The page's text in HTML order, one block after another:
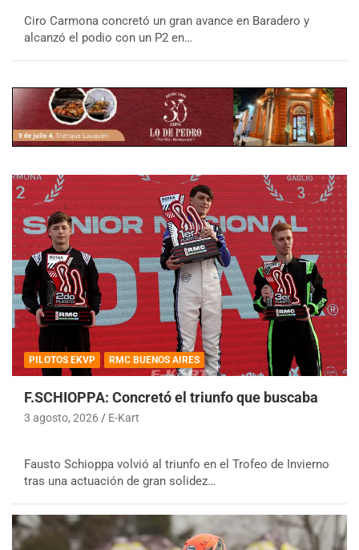
Ciro Carmona concretó un gran avance en Baradero y
alcanzó el podio con un P2 en…
PILOTOS EKVP RMC BUENOS AIRES
F.SCHIOPPA: Concretó el triunfo que buscaba
3 agosto, 2026 E-Kart
Fausto Schioppa volvió al triunfo en el Trofeo de Invierno
tras una actuación de gran solidez…